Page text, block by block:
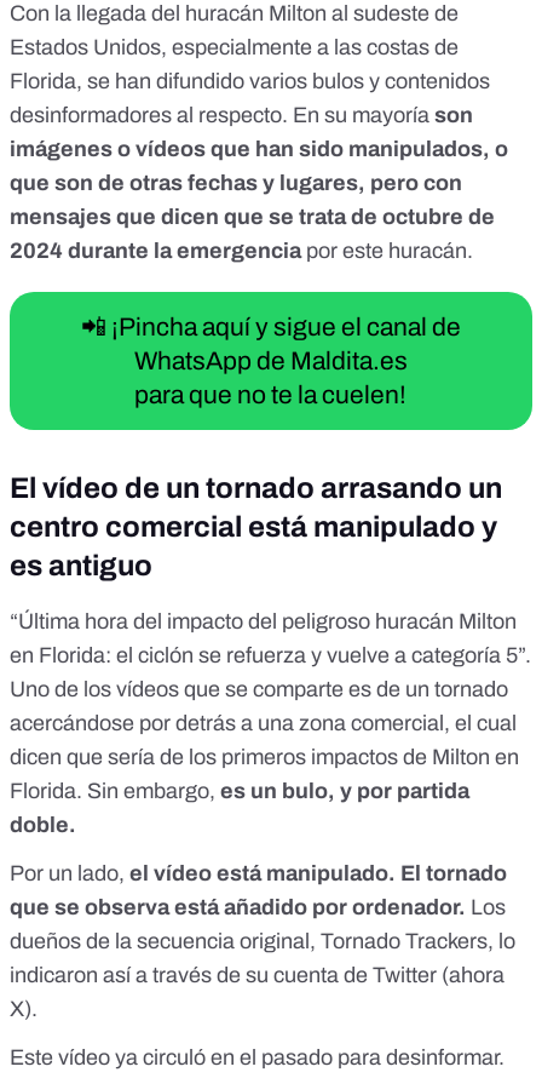
Con la llegada del huracán Milton al sudeste de
Estados Unidos, especialmente a las costas de
Florida, se han difundido varios bulos y contenidos
desinformadores al respecto. En su mayoría son
imágenes o vídeos que han sido manipulados, o
que son de otras fechas y lugares, pero con
mensajes que dicen que se trata de octubre de
2024 durante la emergenciapor este huracán.
📲 ¡Pincha aquí y sigue el canal de
WhatsApp de Maldita.es
para que no te la cuelen!
El vídeo de un tornado arrasando un
centro comercial está manipulado y
es antiguo
“Última hora del impacto del peligroso huracán Milton
en Florida: el ciclón se refuerza y vuelve a categoría 5”.
Uno de los vídeos que se comparte es de un tornado
acercándose por detrás a una zona comercial, el cual
dicen que sería de los primeros impactos de Milton en
Florida. Sin embargo, es un bulo, y por partida
doble.
Por un lado, el vídeo está manipulado. El tornado
que se observa está añadido por ordenador. Los
dueños de la secuencia original, Tornado Trackers, lo
indicaron así a través de su cuenta de Twitter (ahora
X).
Este vídeo ya circuló en el pasado para desinformar.